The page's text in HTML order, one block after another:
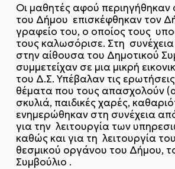
Οι μαθητές αφού περιηγήθηκαν
του Δήμου επισκέφθηκαν τον
γραφείο του, ο οποίος τους
τους καλωσόρισε. Στη
στην αίθουσα του Δημοτικού
συμμετείχαν σε μια μικρή
του Δ.Σ. Υπέβαλαν τις
θέματα που τους απασχολούν
σκυλιά, παιδικές χαρές,
ενημερώθηκαν στη συνέχεια
για την λειτουργία των
καθώς και για τη λειτουργία
θεσμικού οργάνου του Δήμου,
Συμβούλιο .